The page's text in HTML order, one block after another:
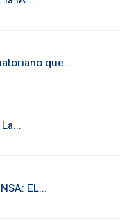
que...
EL...